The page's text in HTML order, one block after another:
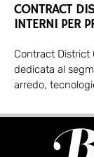
CONTRACT
INTERNI PER
Contract District
dedicata al
arredo,